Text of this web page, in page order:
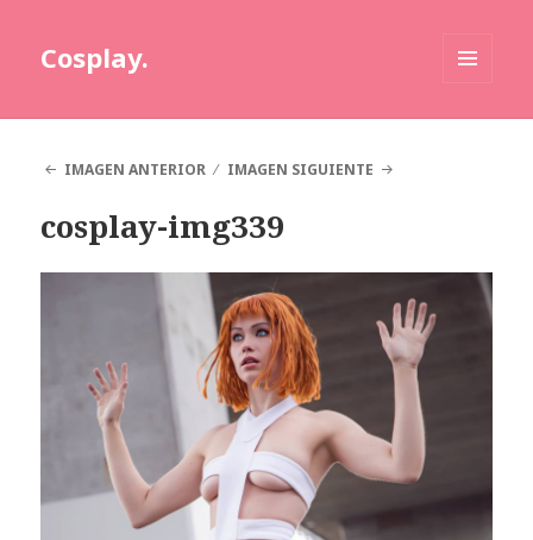
Cosplay.
IMAGEN ANTERIOR
IMAGEN SIGUIENTE
cosplay-img339